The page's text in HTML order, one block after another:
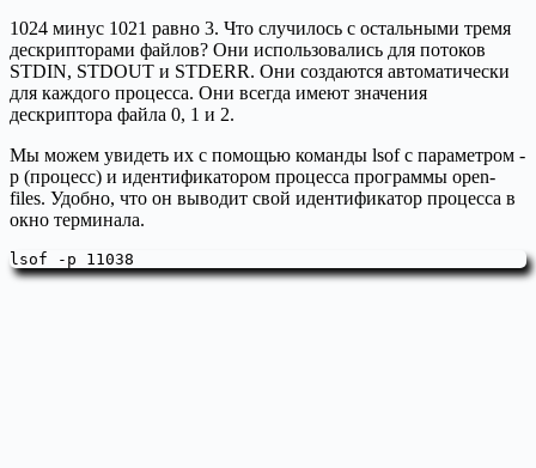
1024 минус 1021 равно 3. Что случилось с остальными тремя
дескрипторами файлов? Они использовались для потоков
STDIN, STDOUT и STDERR. Они создаются автоматически
для каждого процесса. Они всегда имеют значения
дескриптора файла 0, 1 и 2.
Мы можем увидеть их с помощью команды lsof с параметром -
p (процесс) и идентификатором процесса программы open-
files. Удобно, что он выводит свой идентификатор процесса в
окно терминала.
lsof -p 11038